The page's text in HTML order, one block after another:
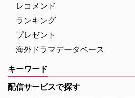
レコメンド
ランキング
プレゼント
海外ドラマデータベース
キーワード
配信サービスで探す